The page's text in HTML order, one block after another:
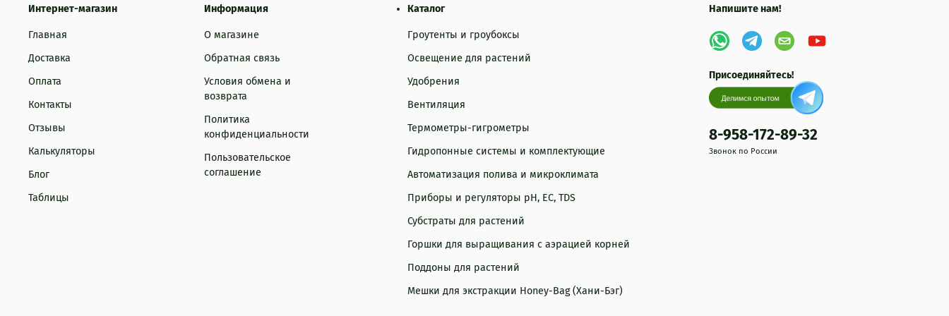
Интернет-магазин
Главная
Доставка
Оплата
Контакты
Отзывы
Калькуляторы
Блог
Таблицы
Информация
О магазине
Обратная связь
Условия обмена и
возврата
Политика
конфиденциальности
Пользовательское
соглашение
Каталог
Гроутенты и гроубоксы
Освещение для растений
Удобрения
Вентиляция
Термометры-гигрометры
Гидропонные системы и комплектующие
Автоматизация полива и микроклимата
Приборы и регуляторы рН, EC, TDS
Субстраты для растений
Горшки для выращивания с аэрацией корней
Поддоны для растений
Мешки для экстракции Honey-Bag (Хани-Бэг)
Напишите нам!
Присоединяйтесь!
8-958-172-89-32
Звонок по России